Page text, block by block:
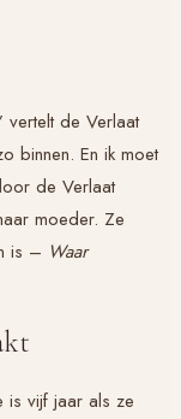
vertelt de Verlaat
binnen. En ik moet
de Verlaat
moeder. Ze
is – Waar
is vijf jaar als ze